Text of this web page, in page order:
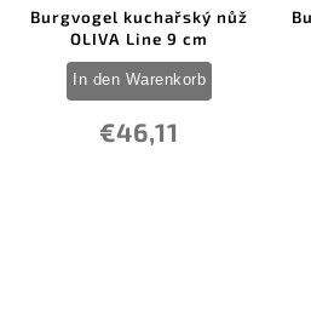
Burgvogel kuchařský nůž
OLIVA Line 9 cm
€46,11
In den Warenkorb